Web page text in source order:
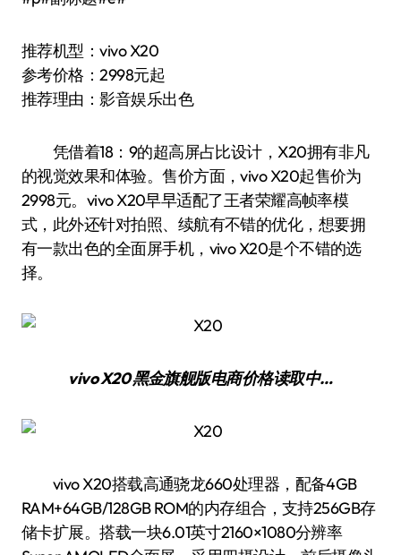
推荐机型：vivo X20
参考价格：2998元起
推荐理由：影音娱乐出色
凭借着18：9的超高屏占比设计，X20拥有非凡
的视觉效果和体验。售价方面，vivo X20起售价为
2998元。vivo X20早早适配了王者荣耀高帧率模
式，此外还针对拍照、续航有不错的优化，想要拥
有一款出色的全面屏手机，vivo X20是个不错的选
择。
vivo X20 黑金旗舰版电商价格读取中…
vivo X20搭载高通骁龙660处理器，配备4GB
RAM+64GB/128GB ROM的内存组合，支持256GB存
储卡扩展。搭载一块6.01英寸2160×1080分辨率